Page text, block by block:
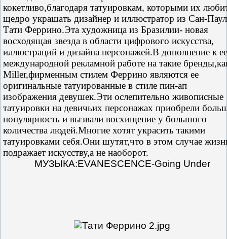
кокетливо,благодаря татуировкам, которыми их
щедро украшать дизайнер и иллюстратор из Сан-
Тати Феррино.Эта художница из Бразилии- новая
восходящая звезда в области цифрового искусства,
иллюстраций и дизайна персонажей.В дополнение к ее
международной рекламной работе на такие
Miller,фирменным стилем Феррино являются ее
оригинальные татуированные в стиле пин-ап
изображения девушек.Эти ослепительно живописные
татуировки на девичьих персонажах приобрели
популярность и вызвали восхищение у большого
количества людей.Многие хотят украсить такими
татуировками себя.Они шутят,что в этом случае
подражает искусству,а не наоборот.
МУЗЫКА:EVANESCENCE-Going Under